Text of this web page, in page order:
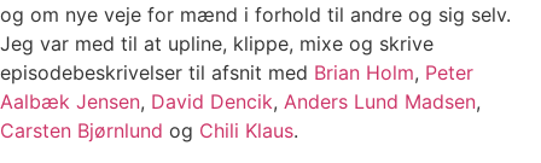
og om nye veje for mænd i forhold til andre og sig selv.
Jeg var med til at upline, klippe, mixe og skrive
episodebeskrivelser til afsnit med Brian Holm, Peter
Aalbæk Jensen, David Dencik, Anders Lund Madsen,
Carsten Bjørnlund og Chili Klaus.